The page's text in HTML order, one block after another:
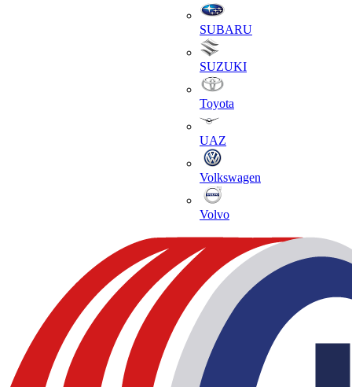
SUBARU
SUZUKI
Toyota
UAZ
Volkswagen
Volvo